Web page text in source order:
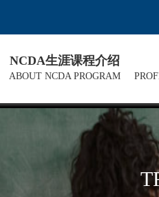
NCDA生涯课程介绍
ABOUT NCDA PROGRAM